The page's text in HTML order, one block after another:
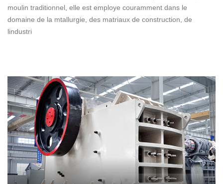
moulin traditionnel, elle est employe couramment dans le
domaine de la mtallurgie, des matriaux de construction, de
lindustri